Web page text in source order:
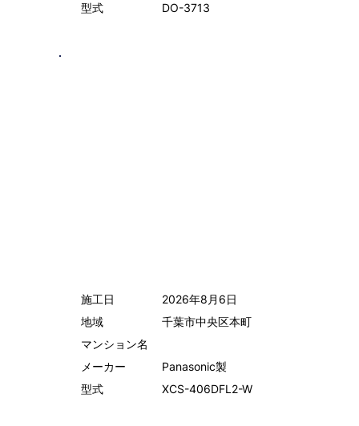
DO-3713
型式
2026年8月6日
施工日
千葉市中央区本町
地域
XCS-406DFL2-W
型式
Panasonic製
メーカー
マンション名